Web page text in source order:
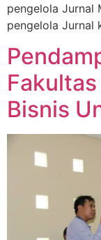
pengelola Jurnal
pengelola Jurnal
Bisnis